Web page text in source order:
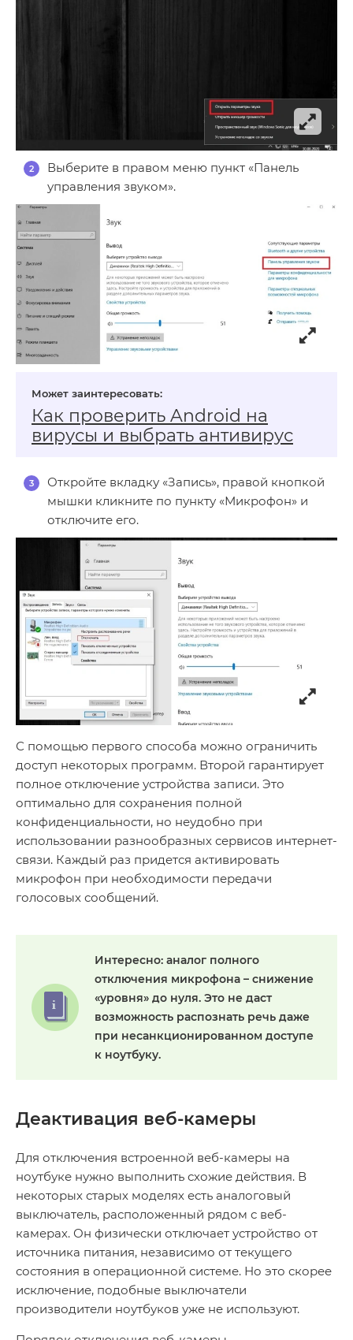
Выберите в правом меню пункт «Панель
управления звуком».
Как проверить Android на
вирусы и выбрать антивирус
Откройте вкладку «Запись», правой кнопкой
мышки кликните по пункту «Микрофон» и
отключите его.
С помощью первого способа можно ограничить
доступ некоторых программ. Второй гарантирует
полное отключение устройства записи. Это
оптимально для сохранения полной
конфиденциальности, но неудобно при
использовании разнообразных сервисов интернет-
связи. Каждый раз придется активировать
микрофон при необходимости передачи
голосовых сообщений.
Интересно: аналог полного
отключения микрофона – снижение
«уровня» до нуля. Это не даст
возможность распознать речь даже
при несанкционированном доступе
к ноутбуку.
Деактивация веб-камеры
Для отключения встроенной веб-камеры на
ноутбуке нужно выполнить схожие действия. В
некоторых старых моделях есть аналоговый
выключатель, расположенный рядом с веб-
камерах. Он физически отключает устройство от
источника питания, независимо от текущего
состояния в операционной системе. Но это скорее
исключение, подобные выключатели
производители ноутбуков уже не используют.